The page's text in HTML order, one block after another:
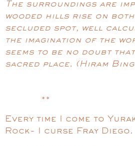
The surroundings are
wooded hills rise on
secluded spot, well
the imagination of the
seems to be no doubt
sacred place. (Hiram
**
Every time I come to
Rock- I curse Fray Diego.